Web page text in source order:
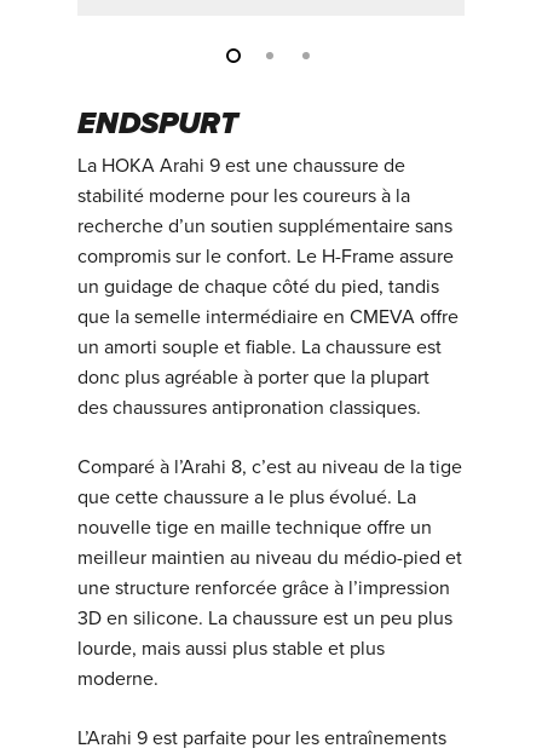
ENDSPURT
La HOKA Arahi 9 est une chaussure de
stabilité moderne pour les coureurs à la
recherche d’un soutien supplémentaire sans
compromis sur le confort. Le H-Frame assure
un guidage de chaque côté du pied, tandis
que la semelle intermédiaire en CMEVA offre
un amorti souple et fiable. La chaussure est
donc plus agréable à porter que la plupart
des chaussures antipronation classiques.
Comparé à l’Arahi 8, c’est au niveau de la tige
que cette chaussure a le plus évolué. La
nouvelle tige en maille technique offre un
meilleur maintien au niveau du médio-pied et
une structure renforcée grâce à l’impression
3D en silicone. La chaussure est un peu plus
lourde, mais aussi plus stable et plus
moderne.
L’Arahi 9 est parfaite pour les entraînements